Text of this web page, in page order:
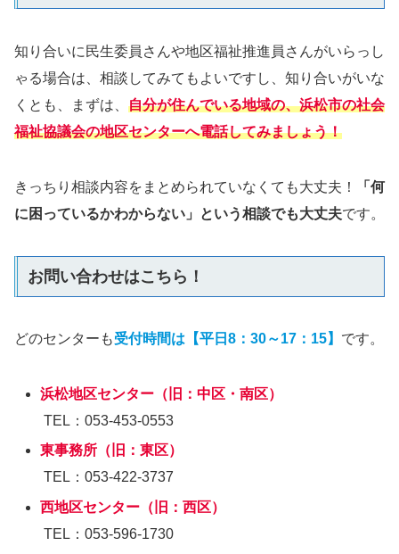
知り合いに民生委員さんや地区福祉推進員さんがいらっし
ゃる場合は、相談してみてもよいですし、知り合いがいな
くとも、まずは、 自分が住んでいる地域の、浜松市の社会
福祉協議会の地区センターへ電話してみましょう！
きっちり相談内容をまとめられていなくても大丈夫！
「何
に困っているかわからない」という相談でも大丈夫です。
お問い合わせはこちら！
どのセンターも受付時間は【平日8：30～17：15】 です。
浜松地区センター（旧：中区・南区）
TEL：053-453-0553
東事務所（旧：東区）
TEL：053-422-3737
西地区センター（旧：西区）
TEL：053-596-1730